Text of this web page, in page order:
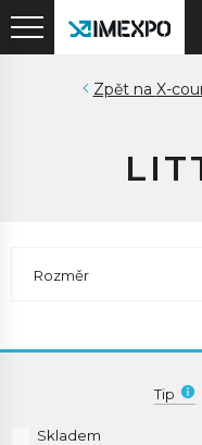
X-
Rozměr
Tip
Skladem